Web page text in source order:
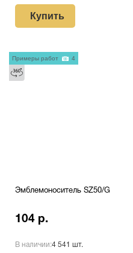
Купить
Эмблемоноситель SZ50/G
104 р.
В наличии:4 541 шт.
Примеры работ 4